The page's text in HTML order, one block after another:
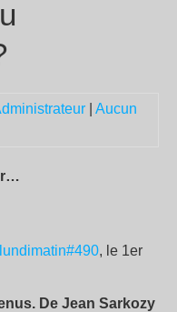
Aucun
lundimatin#490, le 1er
De Jean Sarkozy